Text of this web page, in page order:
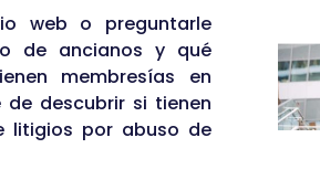
web o preguntarle
de ancianos y qué
membresías en
de descubrir si tienen
litigios por abuso de